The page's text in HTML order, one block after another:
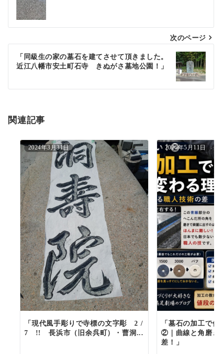
稿
ナ
シ
ン
次のページ
「同級生の家の墓石を建てさせて頂きました。
近江八幡市安土町石寺 きぬがさ墓地公園！」
関連記事
2024年3月31日
「現代風手彫りで寺標の文字彫 2 /
7 !! 長浜市（旧余呉町）・曹洞...
2026年5月11日
「墓石の加工で
②｜曲線と角磨き
差！」